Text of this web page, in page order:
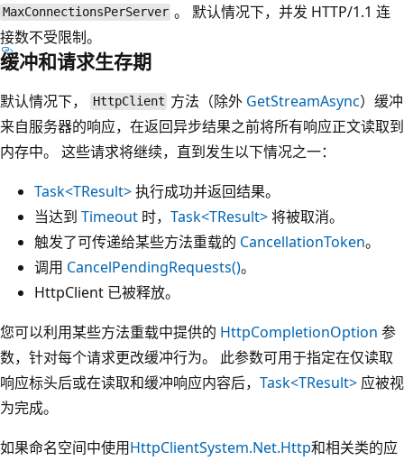
MaxConnectionsPerServer 。 默认情况下，并发 HTTP/1.1 连
接数不受限制。
缓冲和请求生存期
默认情况下， HttpClient 方法（除外 GetStreamAsync）缓冲
来自服务器的响应，在返回异步结果之前将所有响应正文读取到
内存中。 这些请求将继续，直到发生以下情况之一：
Task<TResult>执行成功并返回结果。
当达到 Timeout 时， Task<TResult>将被取消。
触发了可传递给某些方法重载的 CancellationToken。
调用 CancelPendingRequests()。
HttpClient 已被释放。
您可以利用某些方法重载中提供的 HttpCompletionOption 参
数，针对每个请求更改缓冲行为。 此参数可用于指定在仅读取
响应标头后或在读取和缓冲响应内容后， Task<TResult> 应被视
为完成。
如果命名空间中使用HttpClientSystem.Net.Http和相关类的应